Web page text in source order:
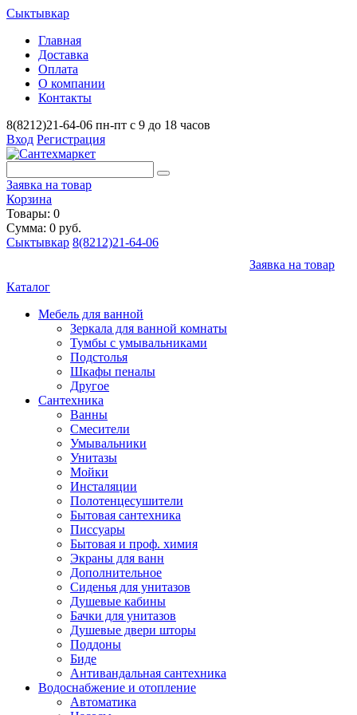
Сыктывкар
Главная
Доставка
Оплата
О компании
Контакты
8(8212)21-64-06 пн-пт с 9 до 18 часов
Вход Регистрация
Заявка на товар
Корзина
Товары: 0
Сумма: 0 руб.
Сыктывкар 8(8212)21-64-06
Заявка на товар
Каталог
Мебель для ванной
Зеркала для ванной комнаты
Тумбы с умывальниками
Подстолья
Шкафы пеналы
Другое
Сантехника
Ванны
Смесители
Умывальники
Унитазы
Мойки
Инсталяции
Полотенцесушители
Бытовая сантехника
Писсуары
Бытовая и проф. химия
Экраны для ванн
Дополнительное
Сиденья для унитазов
Душевые кабины
Бачки для унитазов
Душевые двери шторы
Поддоны
Биде
Антивандальная сантехника
Водоснабжение и отопление
Автоматика